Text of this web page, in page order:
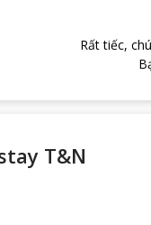
Rất tiếc,
T&N